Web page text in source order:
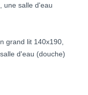
une salle d'eau
grand lit 140x190,
d'eau (douche)